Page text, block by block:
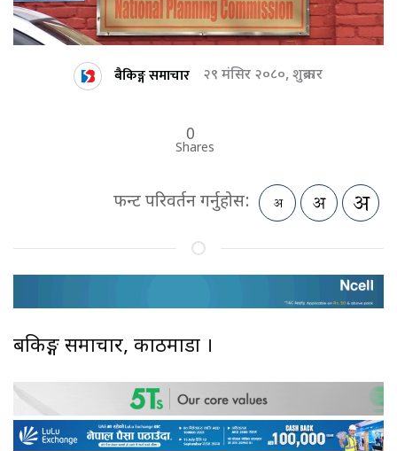
बैकिङ्ग समाचार २९ मंसिर २०८०, शुक्रबार
0
Shares
फन्ट परिवर्तन गर्नुहोस:
बैंकिङ्ग समाचार, काठमाडौं ।